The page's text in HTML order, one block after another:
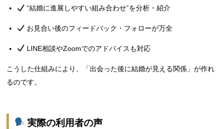
“結婚に進展しやすい組み合わせ”を分析・紹介
お見合い後のフィードバック・フォローが万全
LINE相談やZoomでのアドバイスも対応
こうした仕組みにより、「出会った後に結婚が見える関係」が作れ
るのです。
実際の利用者の声